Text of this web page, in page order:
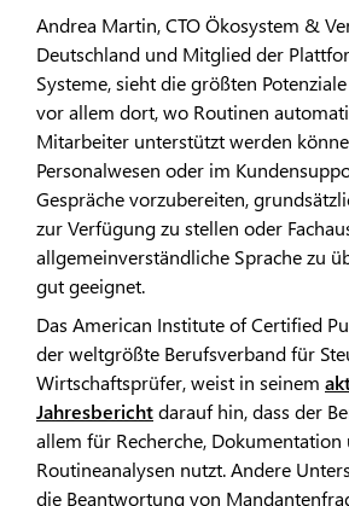
Andrea Martin, CTO Ökosystem &
Deutschland und Mitglied der
Systeme, sieht die größten
vor allem dort, wo Routinen
Mitarbeiter unterstützt werden
Personalwesen oder im
Gespräche vorzubereiten,
zur Verfügung zu stellen oder
allgemeinverständliche Sprache zu
gut geeignet.
Das American Institute of Certified
der weltgrößte Berufsverband für
Wirtschaftsprüfer, weist in seinem
Jahresberichtdarauf hin, dass der
allem für Recherche, Dokumentation
Routineanalysen nutzt. Andere
die Beantwortung von